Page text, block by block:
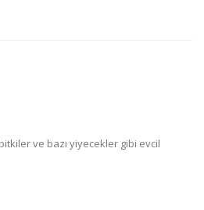
ve bazı yiyecekler gibi evcil